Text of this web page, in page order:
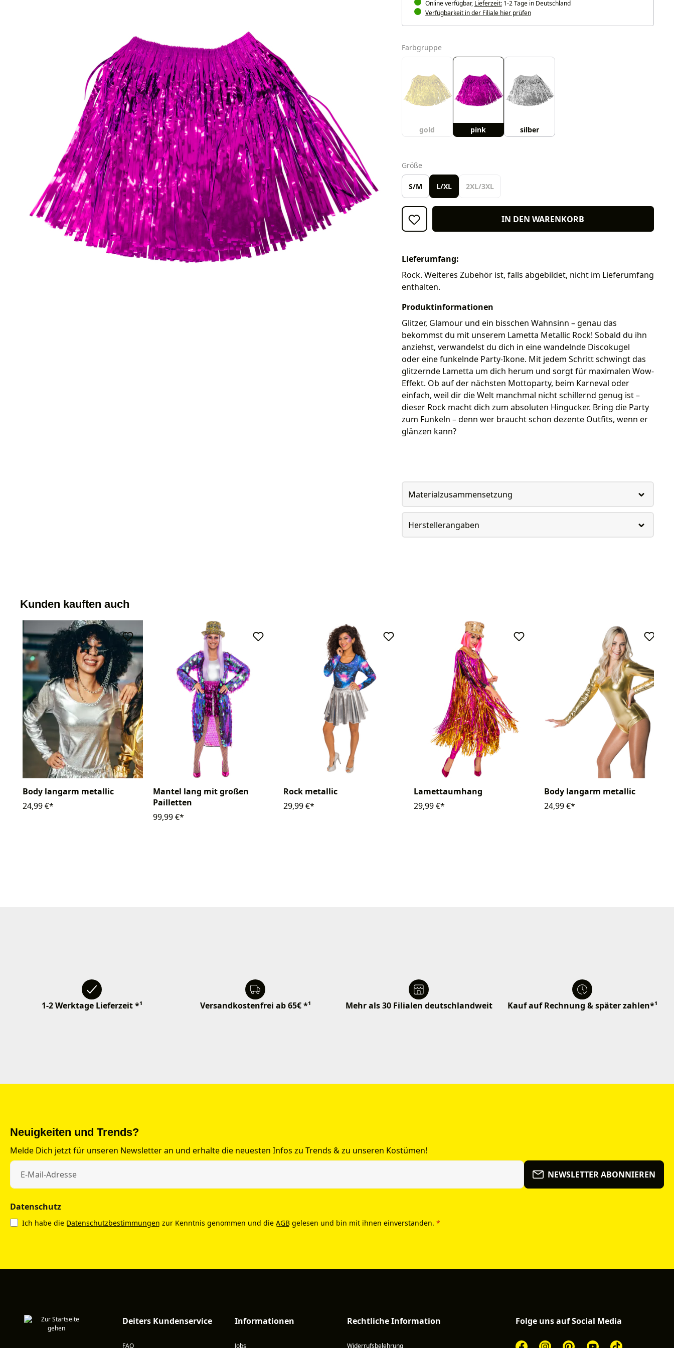
Online verfügbar, Lieferzeit:1-2 Tage in Deutschland
Verfügbarkeit in der Filiale hier prüfen
Farbgruppeauswählen
gold pink silber
Größeauswählen
S/M L/XL 2XL/3XL
IN DEN WARENKORB
Lieferumfang:
Rock. Weiteres Zubehör ist, falls abgebildet, nicht im Lieferumfang
enthalten.
Produktinformationen
Glitzer, Glamour und ein bisschen Wahnsinn – genau das
bekommst du mit unserem Lametta Metallic Rock! Sobald du ihn
anziehst, verwandelst du dich in eine wandelnde Discokugel
oder eine funkelnde Party-Ikone. Mit jedem Schritt schwingt das
glitzernde Lametta um dich herum und sorgt für maximalen Wow-
Effekt. Ob auf der nächsten Mottoparty, beim Karneval oder
einfach, weil dir die Welt manchmal nicht schillernd genug ist –
dieser Rock macht dich zum absoluten Hingucker. Bring die Party
zum Funkeln – denn wer braucht schon dezente Outfits, wenn er
glänzen kann?
Materialzusammensetzung
Herstellerangaben
Kunden kauften auch
Body langarm metallic
24,99 €*
Mantel lang mit großen
Pailletten
99,99 €*
Rock metallic
29,99 €*
Lamettaumhang
29,99 €*
Body langarm metallic
24,99 €*
1-2 Werktage Lieferzeit *¹ Versandkostenfrei ab 65€ *¹ Mehr als 30 Filialen deutschlandweit Kauf auf Rechnung & später zahlen*¹
Neuigkeiten und Trends?
Melde Dich jetzt für unseren Newsletter an und erhalte die neuesten Infos zu Trends & zu unseren Kostümen!
NEWSLETTER ABONNIEREN
Datenschutz
Ich habe die Datenschutzbestimmungen zur Kenntnis genommen und die AGB gelesen und bin mit ihnen einverstanden. *
Deiters Kundenservice
FAQ
Informationen
Jobs
Rechtliche Information
Widerrufsbelehrung
Folge uns auf Social Media